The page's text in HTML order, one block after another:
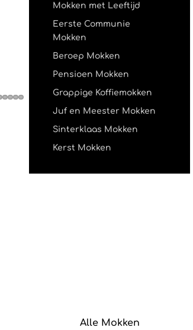
Mokken met Leeftijd
Eerste Communie
Mokken
Beroep Mokken
Pensioen Mokken
Grappige Koffiemokken
Juf en Meester Mokken
Sinterklaas Mokken
Kerst Mokken
Alle Mokken